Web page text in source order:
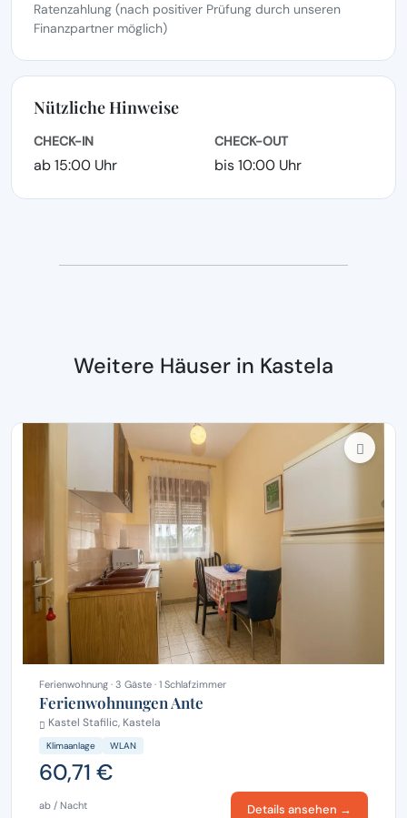
Ratenzahlung (nach positiver Prüfung durch unseren
Finanzpartner möglich)
Nützliche Hinweise
CHECK-IN
ab 15:00 Uhr
CHECK-OUT
bis 10:00 Uhr
Weitere Häuser in Kastela
Ferienwohnung · 3 Gäste · 1 Schlafzimmer
Ferienwohnungen Ante
Kastel Stafilic, Kastela
Klimaanlage WLAN
60,71 €
ab / Nacht Details ansehen →